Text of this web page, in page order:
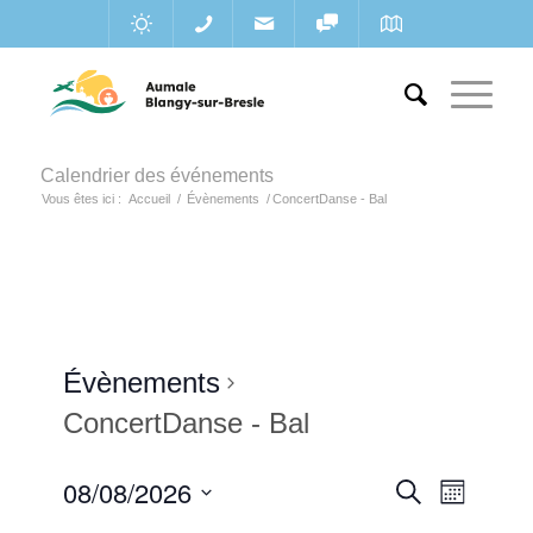
Calendrier des événements
Vous êtes ici : Accueil / Évènements / ConcertDanse - Bal
Évènements
ConcertDanse - Bal
Recherche
de
Mois
08/08/2026